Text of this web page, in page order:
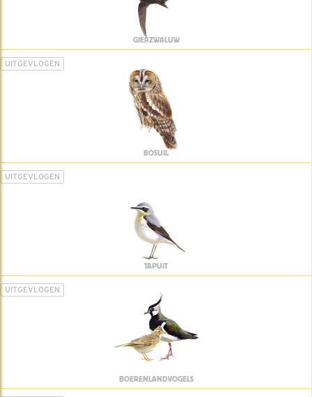
GIERZWALUW
UITGEVLOGEN
BOSUIL
UITGEVLOGEN
TAPUIT
UITGEVLOGEN
BOERENLANDVOGELS